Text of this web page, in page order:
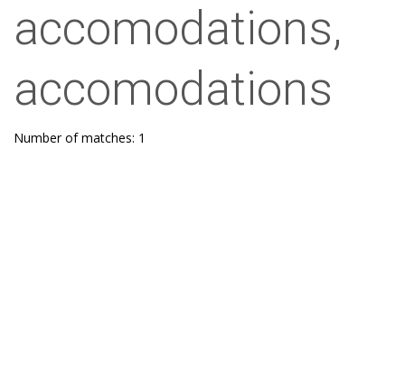
accomodations,
accomodations
Number of matches: 1